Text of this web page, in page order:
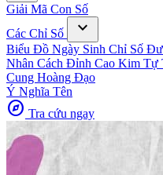
Giải Mã Con Số
Các Chỉ Số
expand_more
Biểu Đồ Ngày Sinh Chỉ Số
Nhân Cách Đỉnh Cao Kim Tự
Cung Hoàng Đạo
Ý Nghĩa Tên
explore Tra cứu ngay